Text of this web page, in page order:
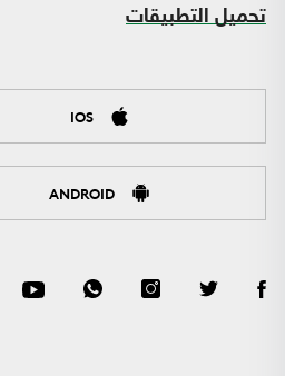
تحميل التطبيقات
IOS
ANDROID